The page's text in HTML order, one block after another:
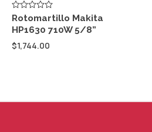
Valorado
0
5
Rotomartillo Makita
HP1630 710W 5/8”
$1,744.00